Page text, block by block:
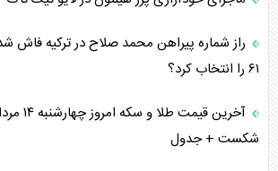
اعتراف غرب به قدرت ایران در تثبیت معادلات
خطای راهبردی ترامپ مقابل برزیل
راز شماره پیراهن محمد صلاح در ترکیه فاش
۶۱ را انتخاب کرد؟
آخرین
شکست + جدول